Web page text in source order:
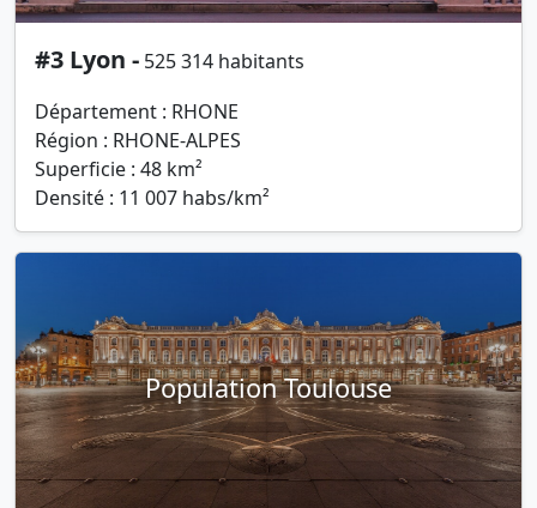
#3 Lyon - 525 314 habitants
Département : RHONE
Région : RHONE-ALPES
Superficie : 48 km²
Densité : 11 007 habs/km²
Population Toulouse